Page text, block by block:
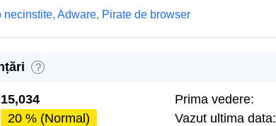
necinstite, Adware, Pirate de browser
?
15,034
20 % (Normal)
Prima vedere:
Vazut ultima data: